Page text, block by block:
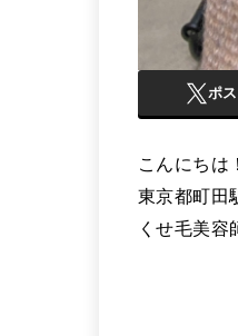
ポス
こんにちは！
東京都町田
くせ毛美